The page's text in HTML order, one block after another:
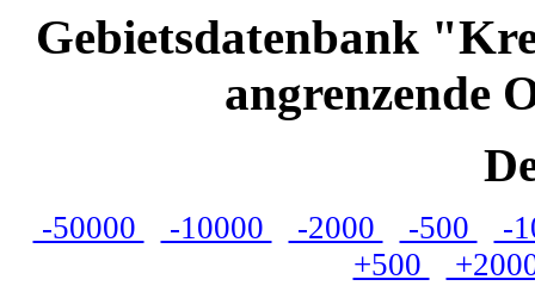
Gebietsdatenbank
angrenzende
-50000 -10000 -2000 -500
-
+500